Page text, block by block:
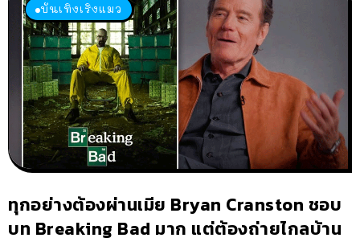
บันเทิงเริงแมว
ทุกอย่างต้องผ่านเมีย Bryan Cranston ชอบ
บท Breaking Bad มาก แต่ต้องถ่ายไกลบ้าน